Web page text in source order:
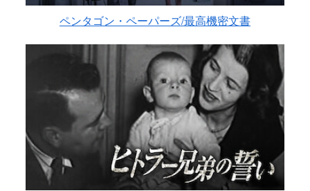
ペンタゴン・ペーパーズ/最高機密文書